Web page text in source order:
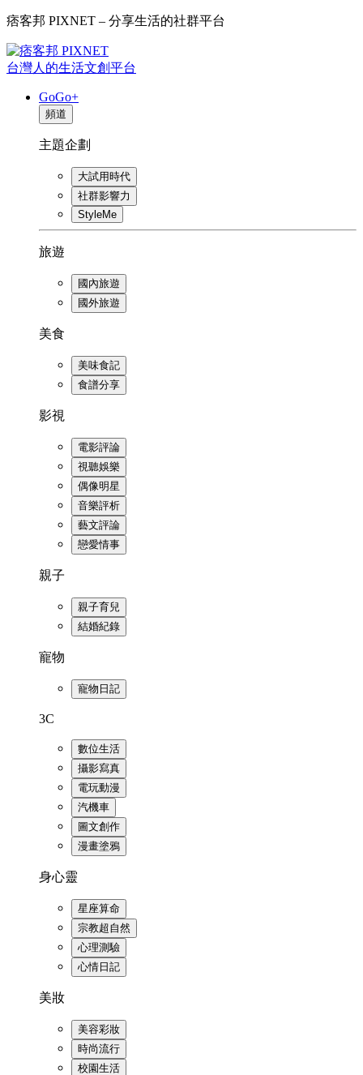
痞客邦 PIXNET – 分享生活的社群平台
台灣人的生活文創平台
GoGo+
頻道
主題企劃
大試用時代
社群影響力
StyleMe
旅遊
國內旅遊
國外旅遊
美食
美味食記
食譜分享
影視
電影評論
視聽娛樂
偶像明星
音樂評析
藝文評論
戀愛情事
親子
親子育兒
結婚紀錄
寵物
寵物日記
3C
數位生活
攝影寫真
電玩動漫
汽機車
圖文創作
漫畫塗鴉
身心靈
星座算命
宗教超自然
心理測驗
心情日記
美妝
美容彩妝
時尚流行
校園生活